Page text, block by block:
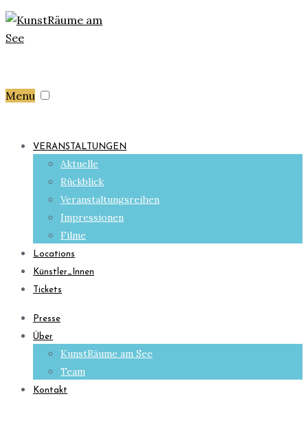
Menu
VERANSTALTUNGEN
Aktuelle
Rückblick
Veranstaltungsreihen
Impressionen
Filme
Locations
Künstler_Innen
Tickets
Presse
Über
KunstRäume am See
Team
Kontakt